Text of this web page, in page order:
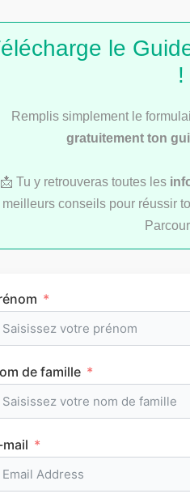
Lettres de motivation
L’emploi du temps en
horaires)
le
!
Remplis simplement le
gratuitement ton
📩 Tu y retrouveras toutes les
meilleurs conseils pour réussir
de famille